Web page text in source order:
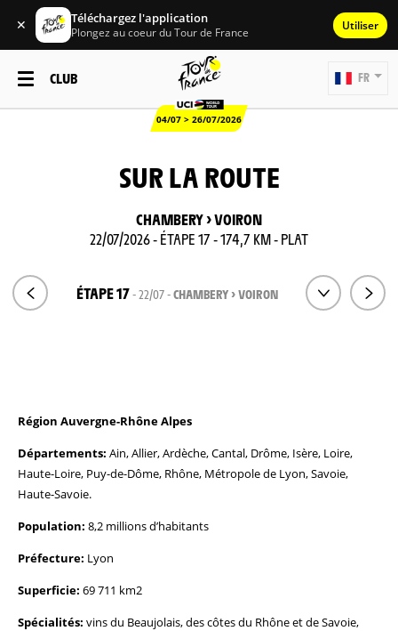
✕ Téléchargez l'application
Plongez au coeur du Tour de France Utiliser
CLUB
04/07 > 26/07/2026
FR
SUR LA ROUTE
CHAMBERY > VOIRON
22/07/2026 - ÉTAPE 17 - 174,7 KM - PLAT
ÉTAPE 17- 22/07 -CHAMBERY > VOIRON
Région Auvergne-Rhône Alpes
Départements: Ain, Allier, Ardèche, Cantal, Drôme, Isère, Loire,
Haute-Loire, Puy-de-Dôme, Rhône, Métropole de Lyon, Savoie,
Haute-Savoie.
Population: 8,2 millions d’habitants
Préfecture: Lyon
Superficie: 69 711 km2
Spécialités: vins du Beaujolais, des côtes du Rhône et de Savoie,